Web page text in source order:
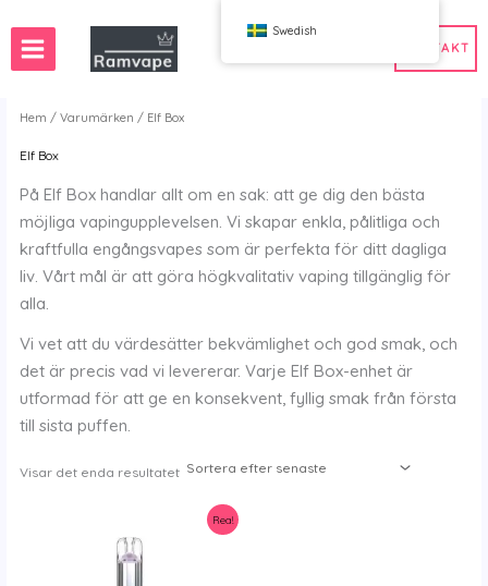
innehåll
KONTAKT
Hem /Varumärken / Elf Box
Elf Box
På Elf Box handlar allt om en sak: att ge dig den bästa
möjliga vapingupplevelsen. Vi skapar enkla, pålitliga och
kraftfulla engångsvapes som är perfekta för ditt dagliga
liv. Vårt mål är att göra högkvalitativ vaping tillgänglig för
alla.
Vi vet att du värdesätter bekvämlighet och god smak, och
det är precis vad vi levererar. Varje Elf Box-enhet är
utformad för att ge en konsekvent, fyllig smak från första
till sista puffen.
Visar det enda resultatet
Rea!
Partihandel VapeSpanien Partihandel Vape
FIHP
BAR
HIFANCY
OKSO
mig
Swedish